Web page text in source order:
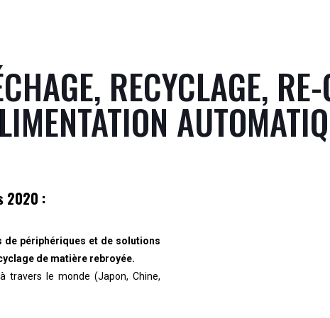
RECYCLAGE,
2020 :
de périphériques et de solutions
de matière rebroyée.
travers le monde (Japon, Chine,